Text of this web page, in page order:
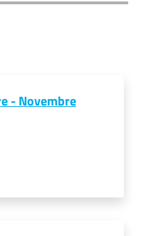
- Novembre